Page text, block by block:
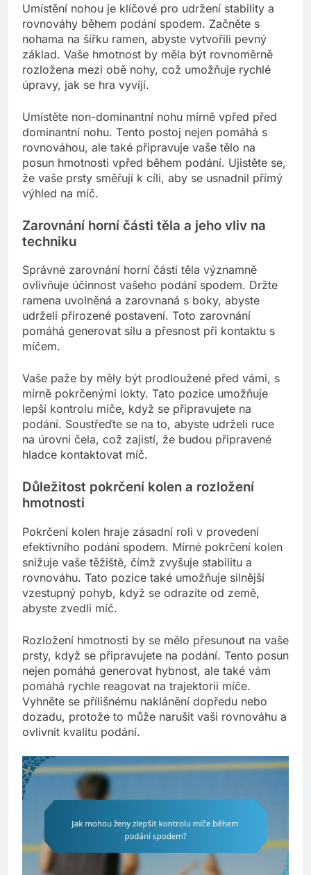
Umístění nohou je klíčové pro udržení stability a
rovnováhy během podání spodem. Začněte s
nohama na šířku ramen, abyste vytvořili pevný
základ. Vaše hmotnost by měla být rovnoměrně
rozložena mezi obě nohy, což umožňuje rychlé
úpravy, jak se hra vyvíjí.
Umístěte non-dominantní nohu mírně vpřed před
dominantní nohu. Tento postoj nejen pomáhá s
rovnováhou, ale také připravuje vaše tělo na
posun hmotnosti vpřed během podání. Ujistěte se,
že vaše prsty směřují k cíli, aby se usnadnil přímý
výhled na míč.
Zarovnání horní části těla a jeho vliv na
techniku
Správné zarovnání horní části těla významně
ovlivňuje účinnost vašeho podání spodem. Držte
ramena uvolněná a zarovnaná s boky, abyste
udrželi přirozené postavení. Toto zarovnání
pomáhá generovat sílu a přesnost při kontaktu s
míčem.
Vaše paže by měly být prodloužené před vámi, s
mírně pokrčenými lokty. Tato pozice umožňuje
lepší kontrolu míče, když se připravujete na
podání. Soustřeďte se na to, abyste udrželi ruce
na úrovni čela, což zajistí, že budou připravené
hladce kontaktovat míč.
Důležitost pokrčení kolen a rozložení
hmotnosti
Pokrčení kolen hraje zásadní roli v provedení
efektivního podání spodem. Mírné pokrčení kolen
snižuje vaše těžiště, čímž zvyšuje stabilitu a
rovnováhu. Tato pozice také umožňuje silnější
vzestupný pohyb, když se odrazíte od země,
abyste zvedli míč.
Rozložení hmotnosti by se mělo přesunout na vaše
prsty, když se připravujete na podání. Tento posun
nejen pomáhá generovat hybnost, ale také vám
pomáhá rychle reagovat na trajektorii míče.
Vyhněte se přílišnému naklánění dopředu nebo
dozadu, protože to může narušit vaši rovnováhu a
ovlivnit kvalitu podání.